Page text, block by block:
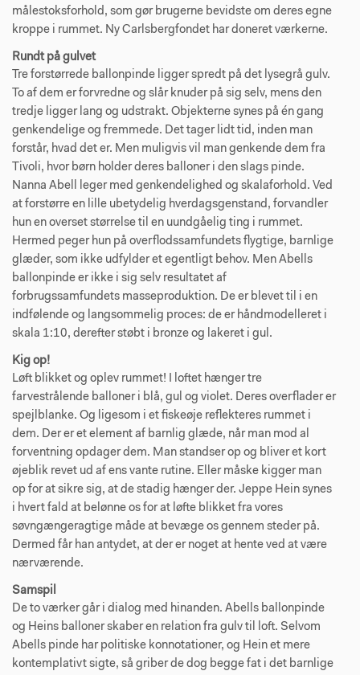
målestoksforhold, som gør brugerne bevidste om deres egne
kroppe i rummet. Ny Carlsbergfondet har doneret værkerne.
Rundt på gulvet
Tre forstørrede ballonpinde ligger spredt på det lysegrå gulv.
To af dem er forvredne og slår knuder på sig selv, mens den
tredje ligger lang og udstrakt. Objekterne synes på én gang
genkendelige og fremmede. Det tager lidt tid, inden man
forstår, hvad det er. Men muligvis vil man genkende dem fra
Tivoli, hvor børn holder deres balloner i den slags pinde.
Nanna Abell leger med genkendelighed og skalaforhold. Ved
at forstørre en lille ubetydelig hverdagsgenstand, forvandler
hun en overset størrelse til en uundgåelig ting i rummet.
Hermed peger hun på overflodssamfundets flygtige, barnlige
glæder, som ikke udfylder et egentligt behov. Men Abells
ballonpinde er ikke i sig selv resultatet af
forbrugssamfundets masseproduktion. De er blevet til i en
indfølende og langsommelig proces: de er håndmodelleret i
skala 1:10, derefter støbt i bronze og lakeret i gul.
Kig op!
Løft blikket og oplev rummet! I loftet hænger tre
farvestrålende balloner i blå, gul og violet. Deres overflader er
spejlblanke. Og ligesom i et fiskeøje reflekteres rummet i
dem. Der er et element af barnlig glæde, når man mod al
forventning opdager dem. Man standser op og bliver et kort
øjeblik revet ud af ens vante rutine. Eller måske kigger man
op for at sikre sig, at de stadig hænger der. Jeppe Hein synes
i hvert fald at belønne os for at løfte blikket fra vores
søvngængeragtige måde at bevæge os gennem steder på.
Dermed får han antydet, at der er noget at hente ved at være
nærværende.
Samspil
De to værker går i dialog med hinanden. Abells ballonpinde
og Heins balloner skaber en relation fra gulv til loft. Selvom
Abells pinde har politiske konnotationer, og Hein et mere
kontemplativt sigte, så griber de dog begge fat i det barnlige